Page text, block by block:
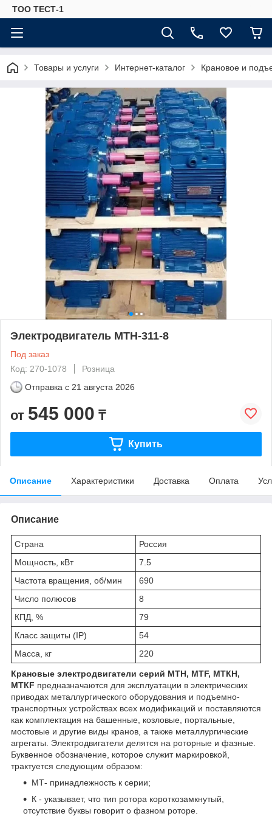
ТОО ТЕСТ-1
Товары и услуги Интернет-каталог Крановое и
Электродвигатель МТН-311-8
Под заказ
Код: 270-1078
Розница
Отправка с 21 августа 2026
от 545 000 ₸
Купить
Описание Характеристики Доставка Оплата
Описание
Страна
Россия
Мощность, кВт
7.5
Частота вращения, об/мин
690
Число полюсов
8
КПД, %
79
Класс защиты (IP)
54
Масса, кг
220
Крановые электродвигатели серий МТН, МТF, МТКН,
МТКF предназначаются для эксплуатации в электрических
приводах металлургического оборудования и подъемно-
транспортных устройствах всех модификаций и поставляются
как комплектация на башенные, козловые, портальные,
мостовые и другие виды кранов, а также металлургические
агрегаты. Электродвигатели делятся на роторные и фазные.
Буквенное обозначение, которое служит маркировкой,
трактуется следующим образом:
МТ- принадлежность к серии;
К - указывает, что тип ротора короткозамкнутый,
отсутствие буквы говорит о фазном роторе.